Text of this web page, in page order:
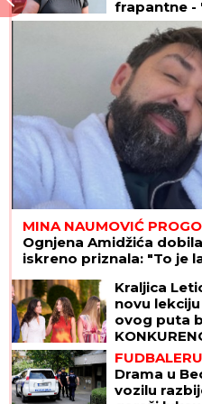
Uroš Stanić OTKRIVA
TUŽBE OD 200.000
Elitu 10 ŠOKIRALI
SKANDAL
otac zvao
napravio
u porodični
EVO KAKO
KAMIONA
u pešake
metalne